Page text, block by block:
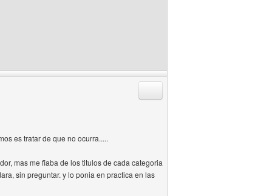
es tratar de que no ocurra.....
mas me fiaba de los titulos de cada categoria
sin preguntar. y lo ponia en practica en las